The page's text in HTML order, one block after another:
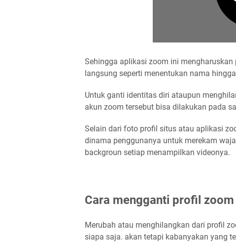
Sehingga aplikasi zoom ini
langsung seperti menentukan nama
Untuk ganti identitas diri ataupun
akun zoom tersebut bisa dilakukan pada
Selain dari foto profil situs atau aplikasi
dinama penggunanya untuk merekam
backgroun setiap menampilkan videonya.
Cara mengganti profil
Merubah atau menghilangkan dari profil
siapa saja. akan tetapi kabanyakan yang